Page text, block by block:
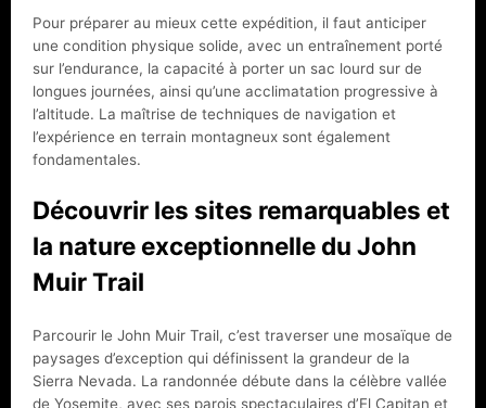
Pour préparer au mieux cette expédition, il faut anticiper
une condition physique solide, avec un entraînement porté
sur l’endurance, la capacité à porter un sac lourd sur de
longues journées, ainsi qu’une acclimatation progressive à
l’altitude. La maîtrise de techniques de navigation et
l’expérience en terrain montagneux sont également
fondamentales.
Découvrir les sites remarquables et
la nature exceptionnelle du John
Muir Trail
Parcourir le John Muir Trail, c’est traverser une mosaïque de
paysages d’exception qui définissent la grandeur de la
Sierra Nevada. La randonnée débute dans la célèbre vallée
de Yosemite, avec ses parois spectaculaires d’El Capitan et